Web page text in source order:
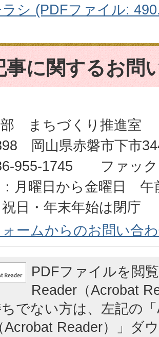
ラシ (PDFファイル:
事に関するお問
部 まちづくり推進室
岡山県赤磐市下市
955-1745 ファック
月曜日から金曜日 午
日・年末年始は閉庁
ームからのお問い合
PDFファイルを閲
Reader（Acrobat
でない方は、左記の
Acrobat Reader）」ダ